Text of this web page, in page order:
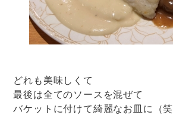
どれも美味しくて
最後は全てのソースを混ぜて
バケットに付けて綺麗なお皿に（笑